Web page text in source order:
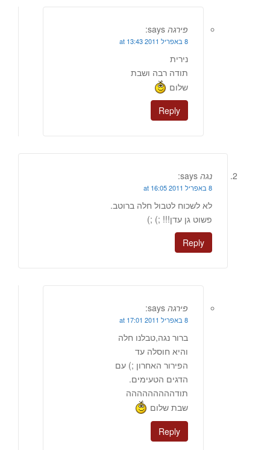
פירגה says:
8 באפריל 2011 at 13:43
נירית
תודה רבה ושבת
שלום
Reply
נגה says:
8 באפריל 2011 at 16:05
לא לשכוח לטבול חלה ברוטב.
פשוט גן עדן!!! ;) ;)
Reply
פירגה says:
8 באפריל 2011 at 17:01
ברור נגה,טבלנו חלה
והיא חוסלה עד
הפירור האחרון ;) עם
הדגים הטעימים.
תודההההההההה
שבת שלום
Reply